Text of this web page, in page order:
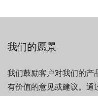
我们的愿景
我们鼓励客户对我们的产
有价值的意见或建议。通